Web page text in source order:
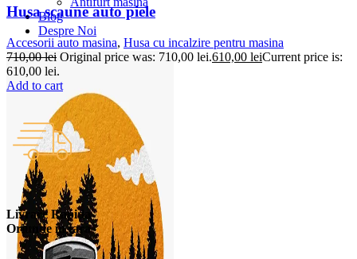
Blog
Despre Noi
Husa scaune auto piele
Accesorii auto masina, Husa cu incalzire pentru masina
710,00lei Original price was: 710,00 lei.610,00 leiCurrent price is:
610,00 lei.
Add to cart
Livrare Rapida
Oriunde in tara